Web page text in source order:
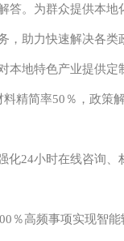
答。为群众提供本地
，助力快速解决各
本地特色产业提供定
料精简率50％ ， 政策
化24小时在线咨询、
％高频事项实现智